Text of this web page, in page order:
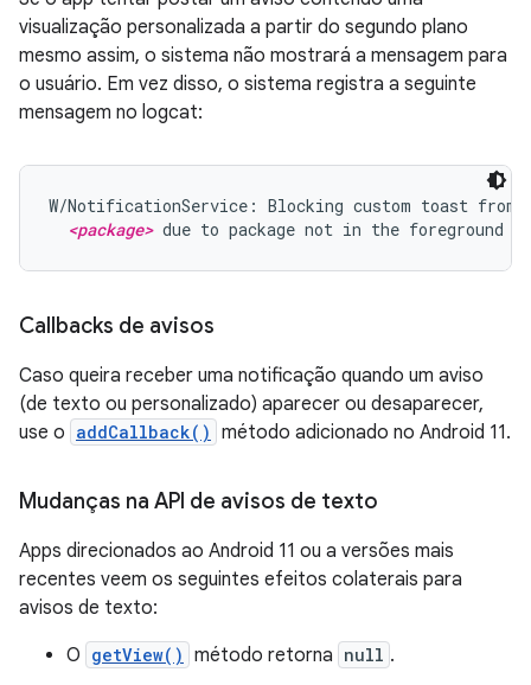
visualização personalizada a partir do segundo plano
mesmo assim, o sistema não mostrará a mensagem para
o usuário. Em vez disso, o sistema registra a seguinte
mensagem no logcat:
W/NotificationService: Blocking custom toast from
<package> due to package not in the foreground
Callbacks de avisos
Caso queira receber uma notificação quando um aviso
(de texto ou personalizado) aparecer ou desaparecer,
use o addCallback() método adicionado no Android 11.
Mudanças na API de avisos de texto
Apps direcionados ao Android 11 ou a versões mais
recentes veem os seguintes efeitos colaterais para
avisos de texto:
O getView() método retorna null .